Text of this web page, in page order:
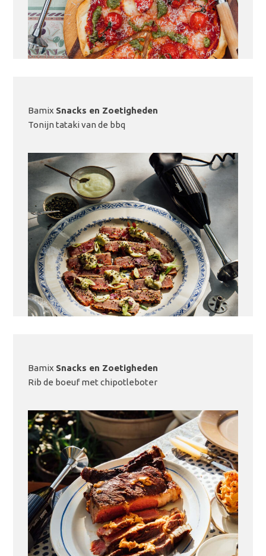
LEES MEER
Bamix Snacks en Zoetigheden
Tonijn tataki van de bbq
LEES MEER
Bamix Snacks en Zoetigheden
Rib de boeuf met chipotleboter